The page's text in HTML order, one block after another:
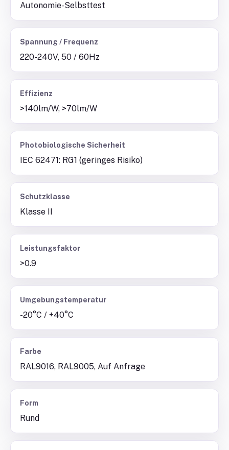
Autonomie-Selbsttest
Spannung / Frequenz
220-240V, 50 / 60Hz
Effizienz
>140lm/W, >70lm/W
Photobiologische Sicherheit
IEC 62471: RG1 (geringes Risiko)
Schutzklasse
Klasse II
Leistungsfaktor
>0.9
Umgebungstemperatur
-20°C / +40°C
Farbe
RAL9016, RAL9005, Auf Anfrage
Form
Rund